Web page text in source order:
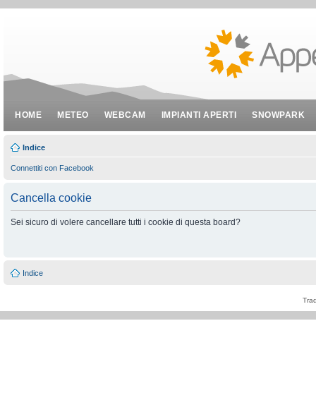
HOME METEO WEBCAM IMPIANTI APERTI SNOWPARK
Indice
Connettiti con Facebook
Cancella cookie
Sei sicuro di volere cancellare tutti i cookie di questa board?
Indice